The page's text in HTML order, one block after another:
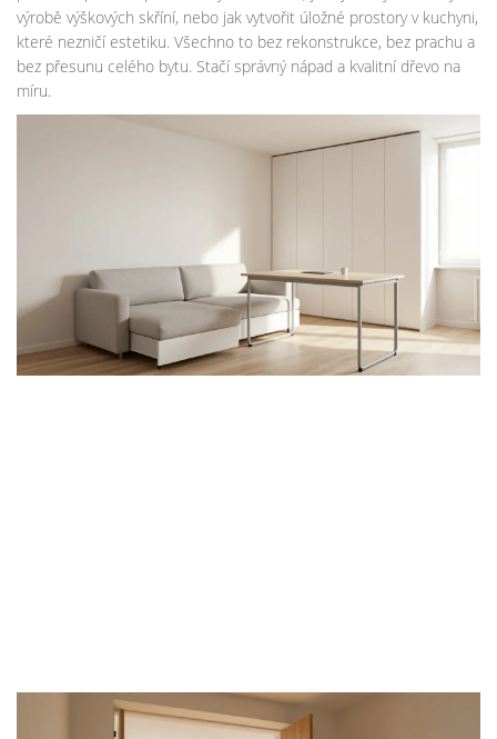
výrobě výškových skříní, nebo jak vytvořit úložné prostory v kuchyni,
které nezničí estetiku. Všechno to bez rekonstrukce, bez prachu a
bez přesunu celého bytu. Stačí správný nápad a kvalitní dřevo na
míru.